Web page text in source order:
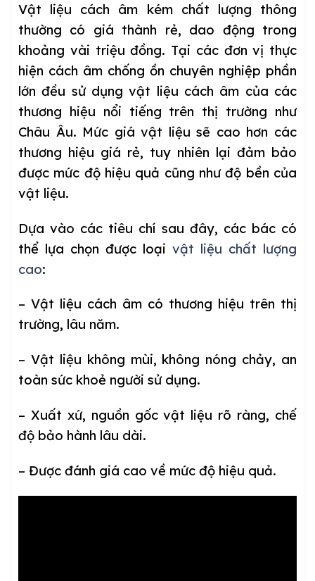
Vật liệu cách âm kém chất lượng thông
thường có giá thành rẻ, dao động trong
khoảng vài triệu đồng. Tại các đơn vị thực
hiện cách âm chống ồn chuyên nghiệp phần
lớn đều sử dụng vật liệu cách âm của các
thương hiệu nổi tiếng trên thị trường như
Châu Âu. Mức giá vật liệu sẽ cao hơn các
thương hiệu giá rẻ, tuy nhiên lại đảm bảo
được mức độ hiệu quả cũng như độ bền của
vật liệu.
Dựa vào các tiêu chí sau đây, các bác có
thể lựa chọn được loại vật liệu chất lượng
cao:
– Vật liệu cách âm có thương hiệu trên thị
trường, lâu năm.
– Vật liệu không mùi, không nóng chảy, an
toàn sức khoẻ người sử dụng.
– Xuất xứ, nguồn gốc vật liệu rõ ràng, chế
độ bảo hành lâu dài.
– Được đánh giá cao về mức độ hiệu quả.